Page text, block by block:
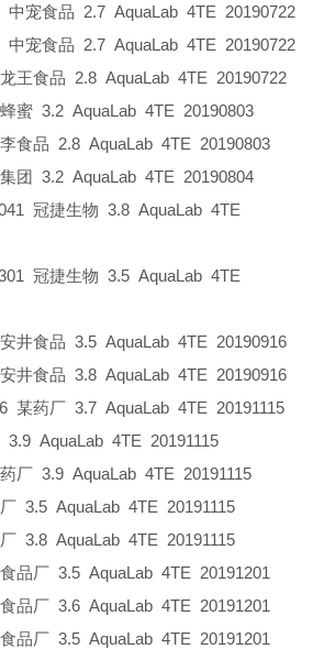
中宠食品 2.7 AquaLab 4TE 20190722
中宠食品 2.7 AquaLab 4TE 20190722
王食品 2.8 AquaLab 4TE 20190722
蜂蜜3.2 AquaLab 4TE 20190803
食品 2.8 AquaLab 4TE 20190803
集团3.2 AquaLab 4TE 20190804
冠捷生物3.8 AquaLab 4TE
冠捷生物3.5 AquaLab 4TE
安井食品3.5 AquaLab 4TE 20190916
安井食品3.8 AquaLab 4TE 20190916
某药厂3.7 AquaLab 4TE 20191115
3.9 AquaLab 4TE 20191115
厂3.9 AquaLab 4TE 20191115
厂3.5 AquaLab 4TE 20191115
厂3.8 AquaLab 4TE 20191115
食品厂3.5 AquaLab 4TE 20191201
食品厂3.6 AquaLab 4TE 20191201
食品厂3.5 AquaLab 4TE 20191201